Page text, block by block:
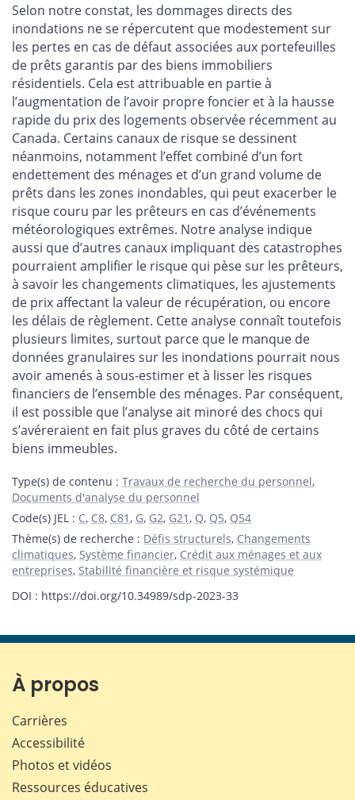
Selon notre constat, les dommages directs des
inondations ne se répercutent que modestement sur
les pertes en cas de défaut associées aux portefeuilles
de prêts garantis par des biens immobiliers
résidentiels. Cela est attribuable en partie à
l’augmentation de l’avoir propre foncier et à la hausse
rapide du prix des logements observée récemment au
Canada. Certains canaux de risque se dessinent
néanmoins, notamment l’effet combiné d’un fort
endettement des ménages et d’un grand volume de
prêts dans les zones inondables, qui peut exacerber le
risque couru par les prêteurs en cas d’événements
météorologiques extrêmes. Notre analyse indique
aussi que d’autres canaux impliquant des catastrophes
pourraient amplifier le risque qui pèse sur les prêteurs,
à savoir les changements climatiques, les ajustements
de prix affectant la valeur de récupération, ou encore
les délais de règlement. Cette analyse connaît toutefois
plusieurs limites, surtout parce que le manque de
données granulaires sur les inondations pourrait nous
avoir amenés à sous-estimer et à lisser les risques
financiers de l’ensemble des ménages. Par conséquent,
il est possible que l’analyse ait minoré des chocs qui
s’avéreraient en fait plus graves du côté de certains
biens immeubles.
Type(s) de contenu : Travaux de recherche du personnel,
Documents d'analyse du personnel
Code(s) JEL : C, C8, C81, G, G2, G21, Q, Q5, Q54
Thème(s) de recherche : Défis structurels, Changements
climatiques, Système financier, Crédit aux ménages et aux
entreprises, Stabilité financière et risque systémique
DOI : https://doi.org/10.34989/sdp-2023-33
À propos
Carrières
Accessibilité
Photos et vidéos
Ressources éducatives